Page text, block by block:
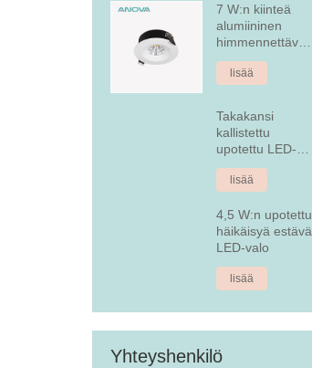
7 W:n kiinteä
alumiininen
himmennettävä
upotettu LED-
alasvalo
lisää
Takakansi
kallistettu
upotettu LED-
alasvalo
lisää
4,5 W:n upotettu
häikäisyä estävä
LED-valo
lisää
Yhteyshenkilö